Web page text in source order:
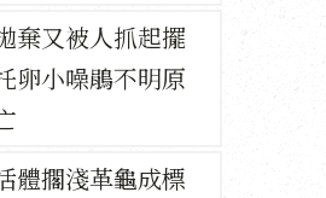
棄又被人抓起擺
卵小噪鵑不明原
體擱淺革龜成標